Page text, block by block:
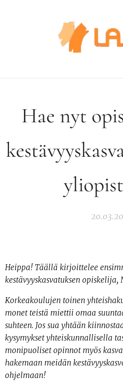
Hae nyt
Heippa! Täällä kirjoittelee
kestävyyskasvatuksen opiskelija,
Korkeakoulujen toinen
monet teistä miettii omaa
suhteen. Jos sua yhtään
kysymykset yhteiskunnallisella
monipuoliset opinnot myös
hakemaan meidän
ohjelmaan!